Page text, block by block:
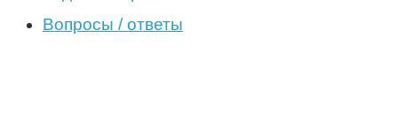
Вопросы / ответы